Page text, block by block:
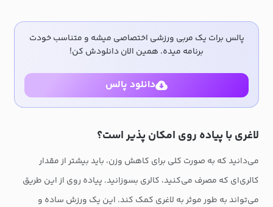
پالس برات یک مربی ورزشی اختصاصی میشه و متناسب خودت
برنامه میده. همین الان دانلودش کن!
دانلود پالس
لاغری با پیاده روی امکان پذیر است؟
می‌دانید که به صورت کلی برای کاهش وزن، باید بیشتر از مقدار
کالری‌ای که مصرف می‌کنید، کالری بسوزانید. پیاده روی از این طریق
می‌تواند به طور موثر به لاغری کمک کند. این یک ورزش ساده و